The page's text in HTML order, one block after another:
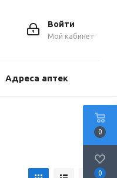
Войти
Мой кабинет
Адреса аптек
0
0